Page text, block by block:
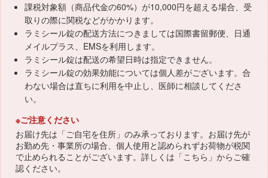
課税対象額（商品代金の60%）が10,000円を超える場合、受
取りの際に関税などがかかります。
ラミシール錠の配送方法につきましては国際書留郵便、日通
メイルプラス、EMSを利用します。
ラミシール錠は配送の希望日時は指定できません。
ラミシール錠の効果効能については個人差がございます。合
わない場合は直ちに利用を中止し、医師に相談してくださ
い。
※ご注意ください
お届け先は「ご自宅を住所」のみ承っております。お届け先が
お勤め先・事業所の場合、個人使用と認められずお荷物が税関
で止められることがございます。詳しくは「こちら 」からご確
認ください。